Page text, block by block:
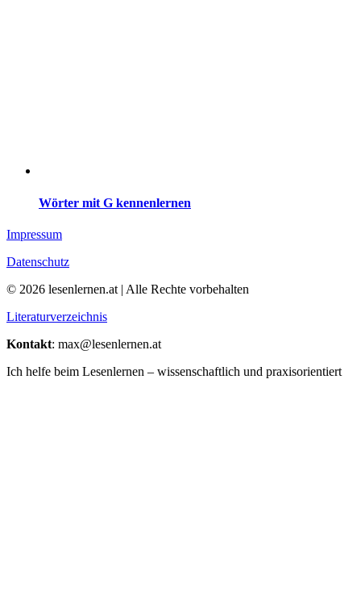
Wörter mit G kennenlernen
Impressum
Datenschutz
© 2026 lesenlernen.at | Alle Rechte vorbehalten
Literaturverzeichnis
Kontakt: max@lesenlernen.at
Ich helfe beim Lesenlernen – wissenschaftlich und praxisorientiert